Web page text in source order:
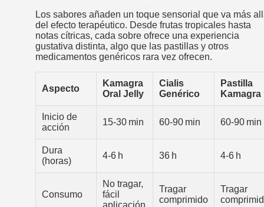
Los sabores añaden un toque sensorial que va más
del efecto terapéutico. Desde frutas tropicales hasta
notas cítricas, cada sobre ofrece una experiencia
gustativa distinta, algo que las pastillas y otros
medicamentos genéricos rara vez ofrecen.
Aspecto
Kamagra
Oral Jelly
Cialis
Genérico
Pastilla
Kamagra
Inicio de
acción
15‑30 min 60‑90 min 60‑90 min
Dura
(horas)
4‑6 h 36 h 4‑6 h
Consumo
No tragar,
fácil
aplicación
Tragar
comprimido
Tragar